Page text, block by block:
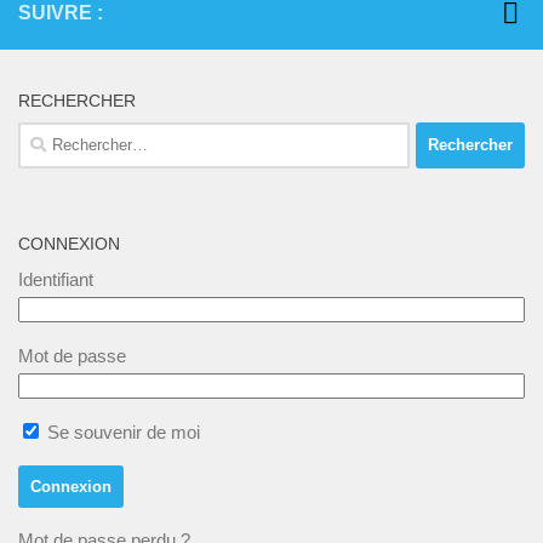
SUIVRE :
RECHERCHER
Rechercher :
CONNEXION
Identifiant
Mot de passe
Se souvenir de moi